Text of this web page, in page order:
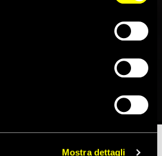
Mostra dettagli
Zaki, in carcere in